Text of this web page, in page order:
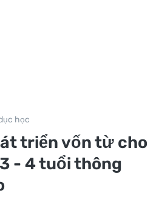
học
triển vốn từ cho
- 4 tuổi thông